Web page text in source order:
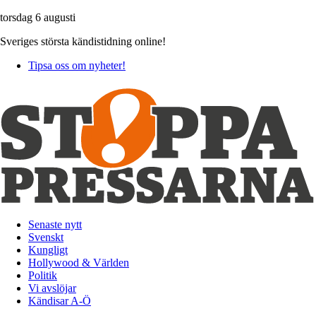
torsdag 6 augusti
Sveriges största kändistidning online!
Tipsa oss om nyheter!
Senaste nytt
Svenskt
Kungligt
Hollywood & Världen
Politik
Vi avslöjar
Kändisar A-Ö